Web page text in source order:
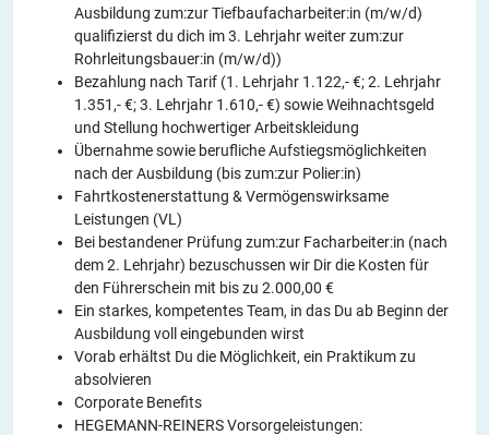
Ausbildung zum:zur Tiefbaufacharbeiter:in (m/w/d)
qualifizierst du dich im 3. Lehrjahr weiter zum:zur
Rohrleitungsbauer:in (m/w/d))
Bezahlung nach Tarif (1. Lehrjahr 1.122,- €; 2. Lehrjahr
1.351,- €; 3. Lehrjahr 1.610,- €) sowie Weihnachtsgeld
und Stellung hochwertiger Arbeitskleidung
Übernahme sowie berufliche Aufstiegsmöglichkeiten
nach der Ausbildung (bis zum:zur Polier:in)
Fahrtkostenerstattung & Vermögenswirksame
Leistungen (VL)
Bei bestandener Prüfung zum:zur Facharbeiter:in (nach
dem 2. Lehrjahr) bezuschussen wir Dir die Kosten für
den Führerschein mit bis zu 2.000,00 €
Ein starkes, kompetentes Team, in das Du ab Beginn der
Ausbildung voll eingebunden wirst
Vorab erhältst Du die Möglichkeit, ein Praktikum zu
absolvieren
Corporate Benefits
HEGEMANN-REINERS Vorsorgeleistungen: